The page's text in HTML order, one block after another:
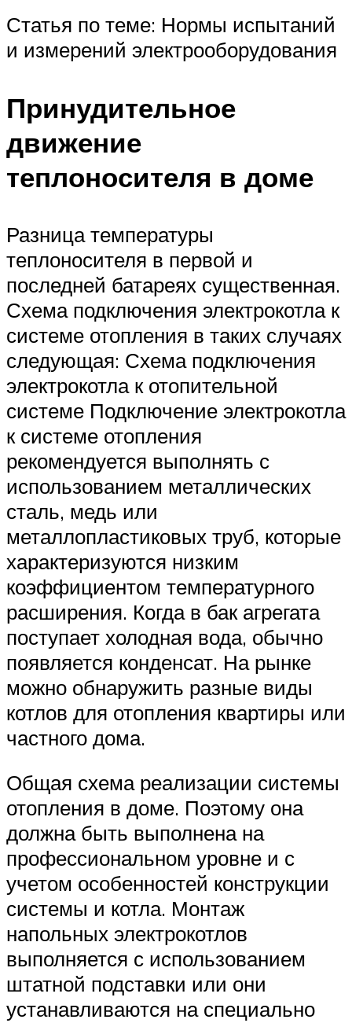
Статья по теме: Нормы испытаний
и измерений электрооборудования
Принудительное
движение
теплоносителя в доме
Разница температуры
теплоносителя в первой и
последней батареях существенная.
Схема подключения электрокотла к
системе отопления в таких случаях
следующая: Схема подключения
электрокотла к отопительной
системе Подключение электрокотла
к системе отопления
рекомендуется выполнять с
использованием металлических
сталь, медь или
металлопластиковых труб, которые
характеризуются низким
коэффициентом температурного
расширения. Когда в бак агрегата
поступает холодная вода, обычно
появляется конденсат. На рынке
можно обнаружить разные виды
котлов для отопления квартиры или
частного дома.
Общая схема реализации системы
отопления в доме. Поэтому она
должна быть выполнена на
профессиональном уровне и с
учетом особенностей конструкции
системы и котла. Монтаж
напольных электрокотлов
выполняется с использованием
штатной подставки или они
устанавливаются на специально